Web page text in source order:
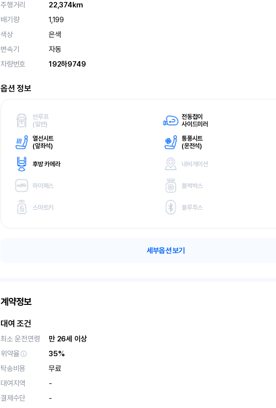
주행거리
22,374km
배기량
1,199
색상
은색
변속기
자동
차량번호
192하9749
옵션 정보
썬루프
(일반)
전동접이
사이드미러
열선시트
(앞좌석)
통풍시트
(운전석)
후방 카메라 내비게이션
하이패스 블랙박스
스마트키 블루투스
세부옵션 보기
계약정보
대여 조건
최소 운전연령
만 26세 이상
위약율
35%
탁송비용
무료
대여지역
-
결제수단
-